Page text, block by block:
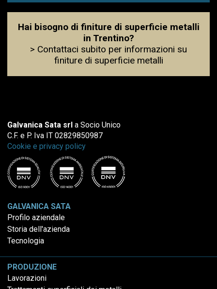
Hai bisogno di finiture di superficie metalli
in Trentino?
> Contattaci subito per informazioni su
finiture di superficie metalli
Galvanica Sata srl a Socio Unico
C.F. e P. Iva IT 02829850987
Cookie e privacy policy
GALVANICA SATA
Profilo aziendale
Storia dell'azienda
Tecnologia
PRODUZIONE
Lavorazioni